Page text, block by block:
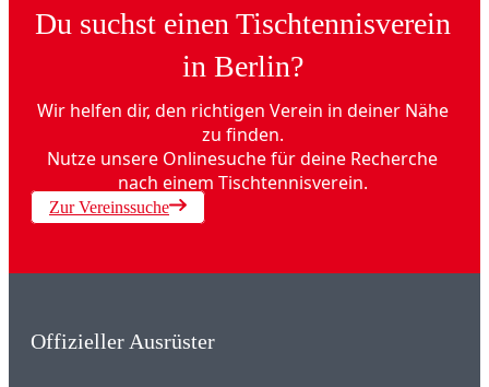
Du suchst einen Tischtennisverein
in Berlin?
Wir helfen dir, den richtigen Verein in deiner Nähe
zu finden.
Nutze unsere Onlinesuche für deine Recherche
nach einem Tischtennisverein.
Zur Vereinssuche
Offizieller Ausrüster